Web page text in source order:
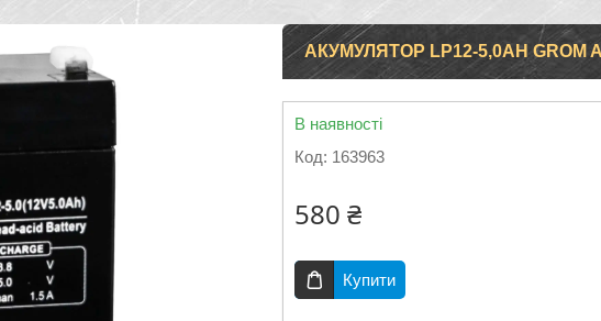
АКУМУЛЯТОР LP12-5,0AH GROM
В наявності
Код: 163963
580 ₴
Купити